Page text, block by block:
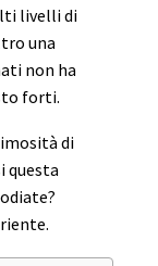
livelli di
una
non ha
forti.
di
questa